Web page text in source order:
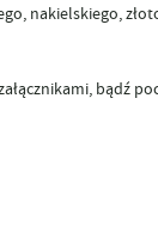
nakielskiego,
bądź